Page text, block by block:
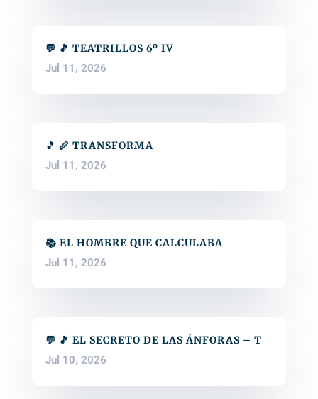
💬 🎵 TEATRILLOS 6º IV
Jul 11, 2026
🎵 🪈 TRANSFORMA
Jul 11, 2026
📚 EL HOMBRE QUE CALCULABA
Jul 11, 2026
💬 🎵 EL SECRETO DE LAS ÁNFORAS – T
Jul 10, 2026